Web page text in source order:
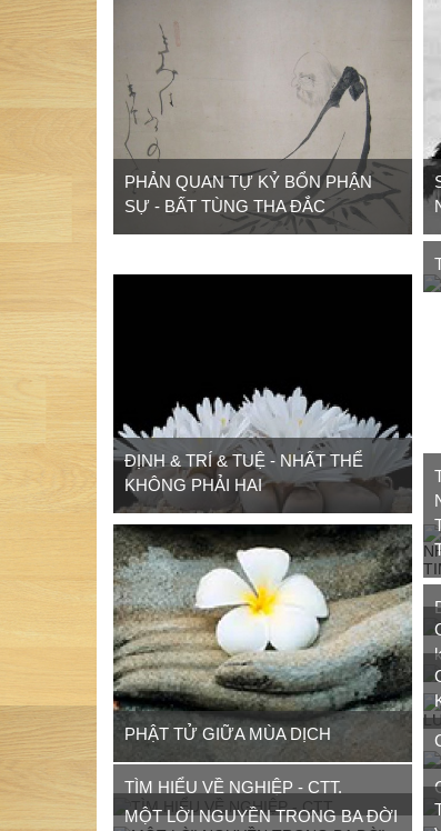
PHẢN QUAN TỰ KỶ BỔN PHẬN
SỰ - BẤT TÙNG THA ĐẮC
ĐỊNH & TRÍ & TUỆ - NHẤT THỂ
KHÔNG PHẢI HAI
PHẬT TỬ GIỮA MÙA DỊCH
TÌM HIỂU VỀ NGHIỆP - CTT.
MỘT LỜI NGUYỀN TRONG BA ĐỜI